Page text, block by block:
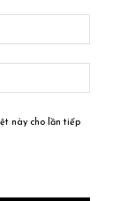
này cho lần tiếp